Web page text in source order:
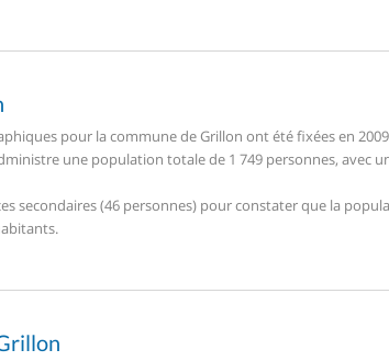
pour la commune de Grillon ont été fixées en
une population totale de 1 749 personnes, avec
secondaires (46 personnes) pour constater que la